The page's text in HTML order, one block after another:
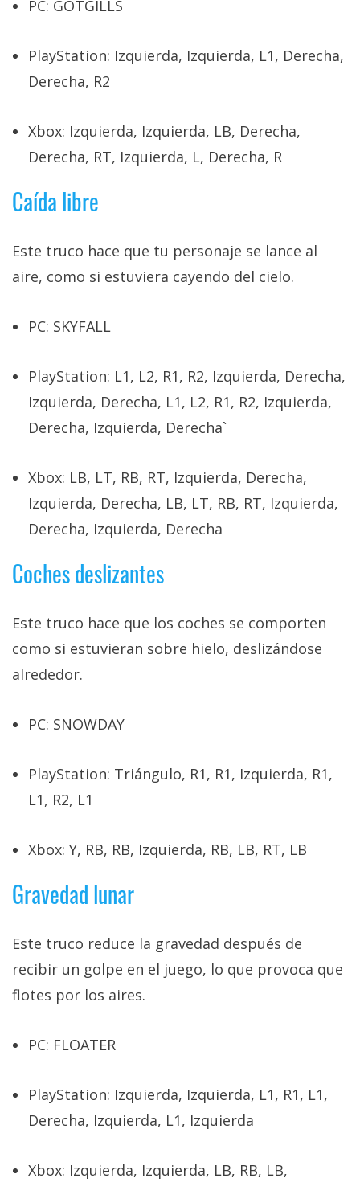
PC: GOTGILLS
PlayStation: Izquierda, Izquierda, L1, Derecha,
Derecha, R2
Xbox: Izquierda, Izquierda, LB, Derecha,
Derecha, RT, Izquierda, L, Derecha, R
Caída libre
Este truco hace que tu personaje se lance al
aire, como si estuviera cayendo del cielo.
PC: SKYFALL
PlayStation: L1, L2, R1, R2, Izquierda, Derecha,
Izquierda, Derecha, L1, L2, R1, R2, Izquierda,
Derecha, Izquierda, Derecha`
Xbox: LB, LT, RB, RT, Izquierda, Derecha,
Izquierda, Derecha, LB, LT, RB, RT, Izquierda,
Derecha, Izquierda, Derecha
Coches deslizantes
Este truco hace que los coches se comporten
como si estuvieran sobre hielo, deslizándose
alrededor.
PC: SNOWDAY
PlayStation: Triángulo, R1, R1, Izquierda, R1,
L1, R2, L1
Xbox: Y, RB, RB, Izquierda, RB, LB, RT, LB
Gravedad lunar
Este truco reduce la gravedad después de
recibir un golpe en el juego, lo que provoca que
flotes por los aires.
PC: FLOATER
PlayStation: Izquierda, Izquierda, L1, R1, L1,
Derecha, Izquierda, L1, Izquierda
Xbox: Izquierda, Izquierda, LB, RB, LB,